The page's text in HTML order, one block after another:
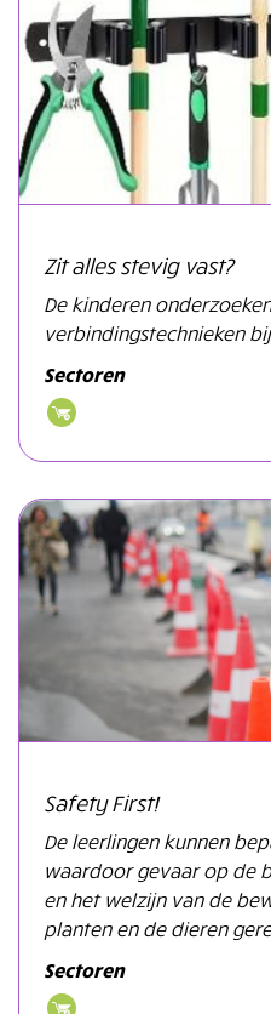
Zit alles stevig vast?
De kinderen
verbindingstechnieken
Sectoren
Safety First!
De leerlingen kunnen
waardoor gevaar op de
en het welzijn van de
planten en de dieren
Sectoren